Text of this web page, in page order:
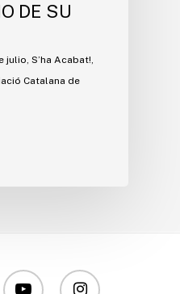
DE SU
julio, S’ha Acabat!,
Catalana de
youtube instagram